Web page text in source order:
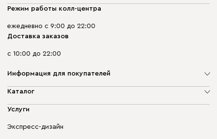
Режим работы колл-центра
ежедневно с 9:00 до 22:00
Доставка заказов
с 10:00 до 22:00
Информация для покупателей
О компании
Доставка и оплата
диван.клуб
Каталог
Мягкая мебель
Бескаркасная мебель
Услуги
Экспресс-дизайн